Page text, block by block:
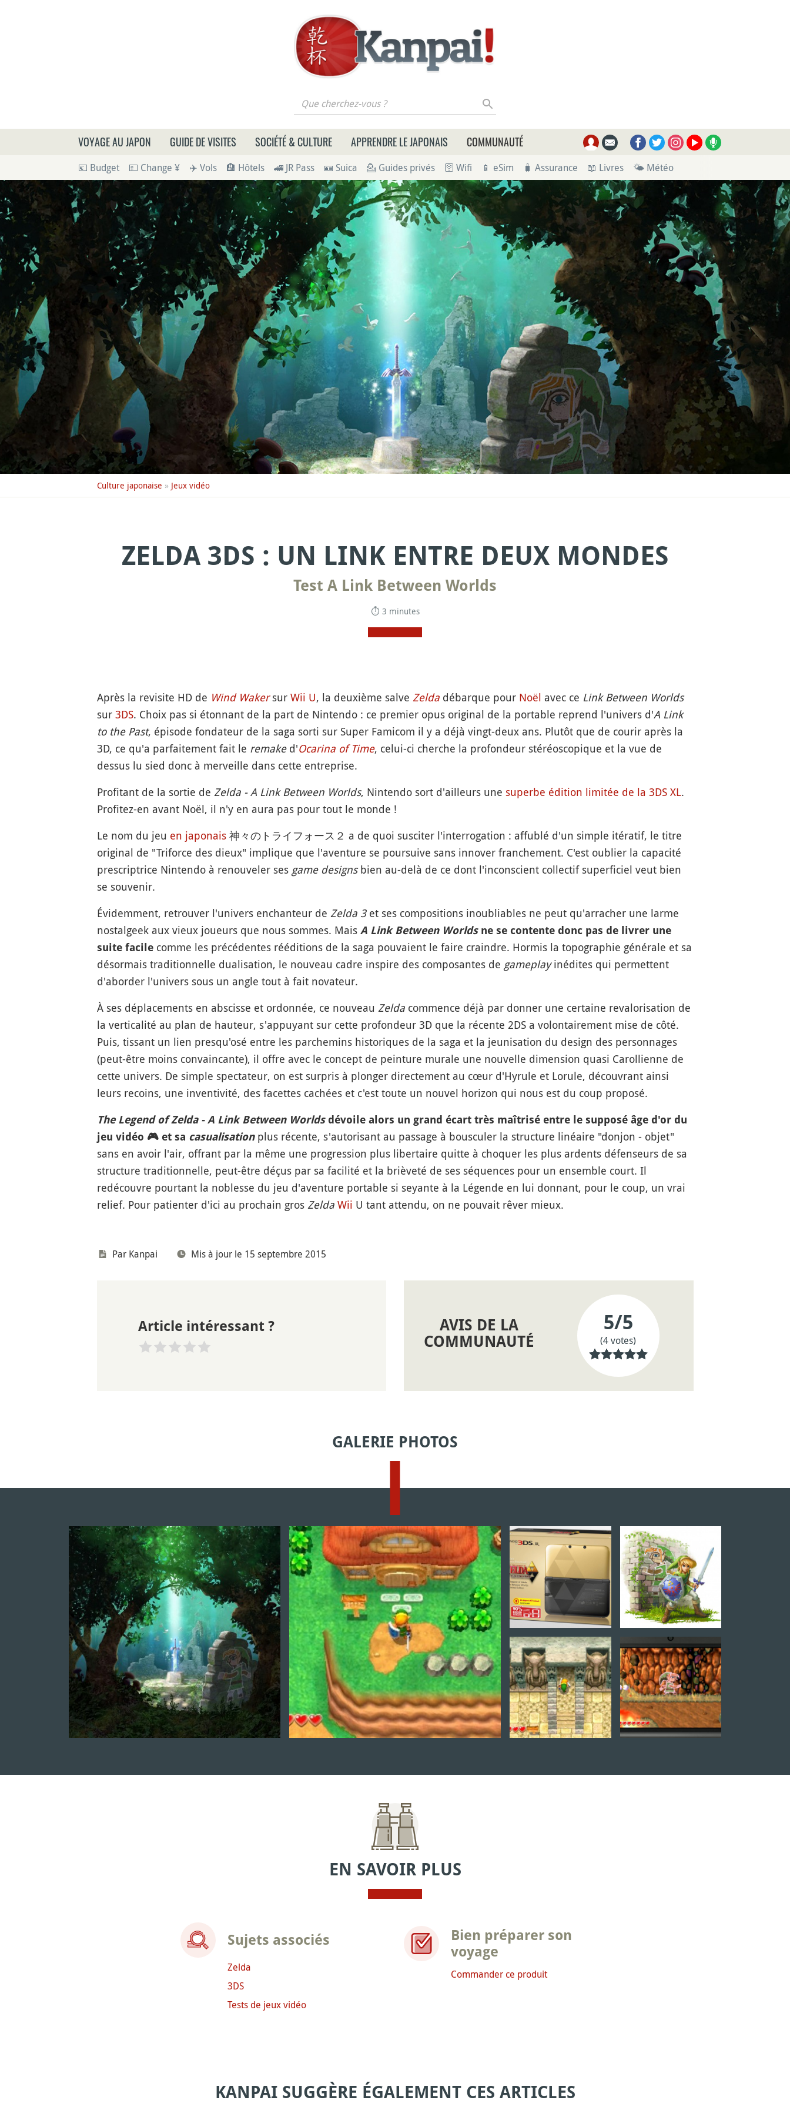
Que cherchez-vous ?
VOYAGE AU JAPON GUIDE DE VISITES SOCIÉTÉ & CULTURE APPRENDRE LE JAPONAIS COMMUNAUTÉ
💶 Budget 💴 Change ¥ ✈️ Vols 🏨 Hôtels 🚄 JR Pass 🪪 Suica 💁 Guides privés 🛜 Wifi 📱 eSim 🧳 Assurance 📖 Livres 🌤 Météo
Culture japonaise » Jeux vidéo
ZELDA 3DS : UN LINK ENTRE DEUX MONDES
Test A Link Between Worlds
⏱ 3 minutes
Après la revisite HD de Wind Wakersur Wii U, la deuxième salve Zeldadébarque pour Noël avec ce Link Between Worlds
sur 3DS. Choix pas si étonnant de la part de Nintendo : ce premier opus original de la portable reprend l'univers d'A Link
to the Past, épisode fondateur de la saga sorti sur Super Famicom il y a déjà vingt-deux ans. Plutôt que de courir après la
3D, ce qu'a parfaitement fait le remaked'Ocarina of Time, celui-ci cherche la profondeur stéréoscopique et la vue de
dessus lu sied donc à merveille dans cette entreprise.
Profitant de la sortie de Zelda - A Link Between Worlds, Nintendo sort d'ailleurs une superbe édition limitée de la 3DS XL.
Profitez-en avant Noël, il n'y en aura pas pour tout le monde !
Le nom du jeu en japonais神々のトライフォース２ a de quoi susciter l'interrogation : affublé d'un simple itératif, le titre
original de "Triforce des dieux" implique que l'aventure se poursuive sans innover franchement. C'est oublier la capacité
prescriptrice Nintendo à renouveler ses game designsbien au-delà de ce dont l'inconscient collectif superficiel veut bien
se souvenir.
Évidemment, retrouver l'univers enchanteur de Zelda 3et ses compositions inoubliables ne peut qu'arracher une larme
nostalgeek aux vieux joueurs que nous sommes. Mais A Link Between Worldsne se contente donc pas de livrer une
suite facilecomme les précédentes rééditions de la saga pouvaient le faire craindre. Hormis la topographie générale et sa
désormais traditionnelle dualisation, le nouveau cadre inspire des composantes de gameplayinédites qui permettent
d'aborder l'univers sous un angle tout à fait novateur.
À ses déplacements en abscisse et ordonnée, ce nouveau Zeldacommence déjà par donner une certaine revalorisation de
la verticalité au plan de hauteur, s'appuyant sur cette profondeur 3D que la récente 2DS a volontairement mise de côté.
Puis, tissant un lien presqu'osé entre les parchemins historiques de la saga et la jeunisation du design des personnages
(peut-être moins convaincante), il offre avec le concept de peinture murale une nouvelle dimension quasi Carollienne de
cette univers. De simple spectateur, on est surpris à plonger directement au cœur d'Hyrule et Lorule, découvrant ainsi
leurs recoins, une inventivité, des facettes cachées et c'est toute un nouvel horizon qui nous est du coup proposé.
The Legend of Zelda - A Link Between Worldsdévoile alors un grand écart très maîtrisé entre le supposé âge d'or du
jeu vidéo 🎮et sa casualisationplus récente, s'autorisant au passage à bousculer la structure linéaire "donjon - objet"
sans en avoir l'air, offrant par la même une progression plus libertaire quitte à choquer les plus ardents défenseurs de sa
structure traditionnelle, peut-être déçus par sa facilité et la brièveté de ses séquences pour un ensemble court. Il
redécouvre pourtant la noblesse du jeu d'aventure portable si seyante à la Légende en lui donnant, pour le coup, un vrai
relief. Pour patienter d'ici au prochain gros Zelda Wii U tant attendu, on ne pouvait rêver mieux.
Par Kanpai Mis à jour le 15 septembre 2015
Article intéressant ?
AVIS DE LA
COMMUNAUTÉ
5/5
(4 votes)
GALERIE PHOTOS
EN SAVOIR PLUS
Sujets associés
Zelda
3DS
Tests de jeux vidéo
Bien préparer son
voyage
Commander ce produit
KANPAI SUGGÈRE ÉGALEMENT CES ARTICLES